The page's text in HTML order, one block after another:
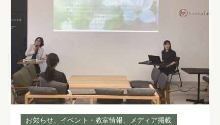
お知らせ イベント・教室情報 メディア掲載